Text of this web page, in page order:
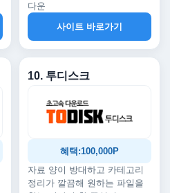
다운
사이트 바로가기
10. 투디스크
혜택:100,000P
자료 양이 방대하고 카테고리
정리가 깔끔해 원하는 파일을